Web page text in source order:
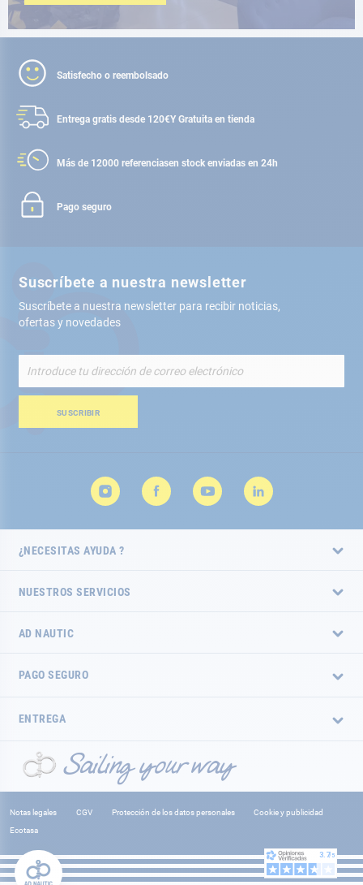
Satisfecho o reembolsado
Entrega gratis desde 120€Y Gratuita en tienda
Más de 12000 referenciasen stock enviadas en 24h
Pago seguro
Suscríbete a nuestra newsletter
Suscríbete a nuestra newsletter para recibir noticias,
ofertas y novedades
nuestro
de
SUSCRIBIR
¿NECESITAS AYUDA ?
NUESTROS SERVICIOS
AD NAUTIC
PAGO SEGURO
ENTREGA
Notas legales CGV Protección de los datos personales
Cookie y publicidad
Ecotasa